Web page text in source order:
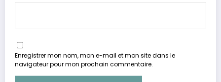
Enregistrer mon nom, mon e-mail et mon site dans le
navigateur pour mon prochain commentaire.